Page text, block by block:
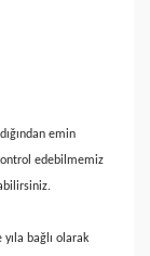
emin
edebilmemiz
bağlı olarak